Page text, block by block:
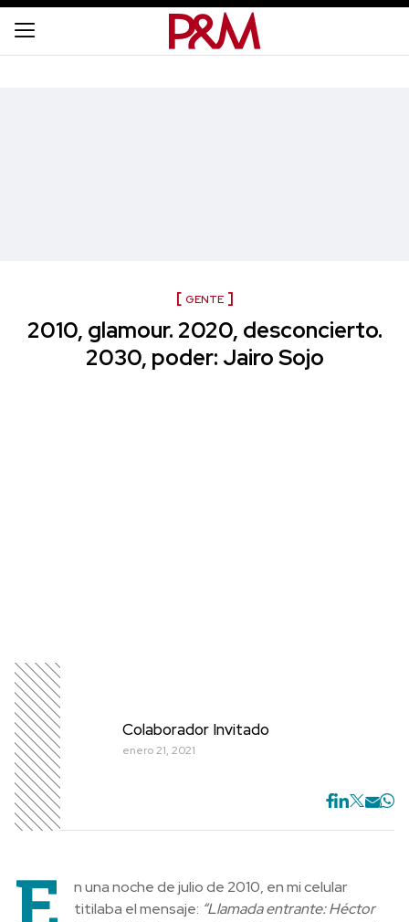
GENTE
2010, glamour. 2020, desconcierto.
2030, poder: Jairo Sojo
Colaborador Invitado
enero 21, 2021
n una noche de julio de 2010, en mi celular
titilaba el mensaje: “Llamada entrante: Héctor